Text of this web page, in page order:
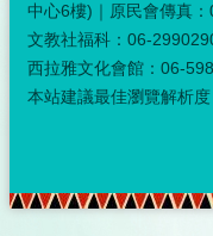
中心6樓)｜原民會傳真：
文教社福科：06-
西拉雅文化會館：06-
本站建議最佳瀏覽解析